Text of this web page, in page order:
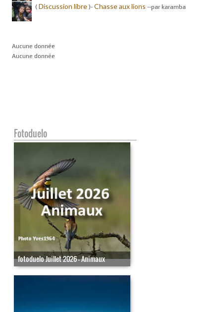
( Discussion libre )- Chasse aux lions --par karamba
Aucune donnée
Aucune donnée
Fotoduelo
fotoduelo Juillet 2026 - Animaux